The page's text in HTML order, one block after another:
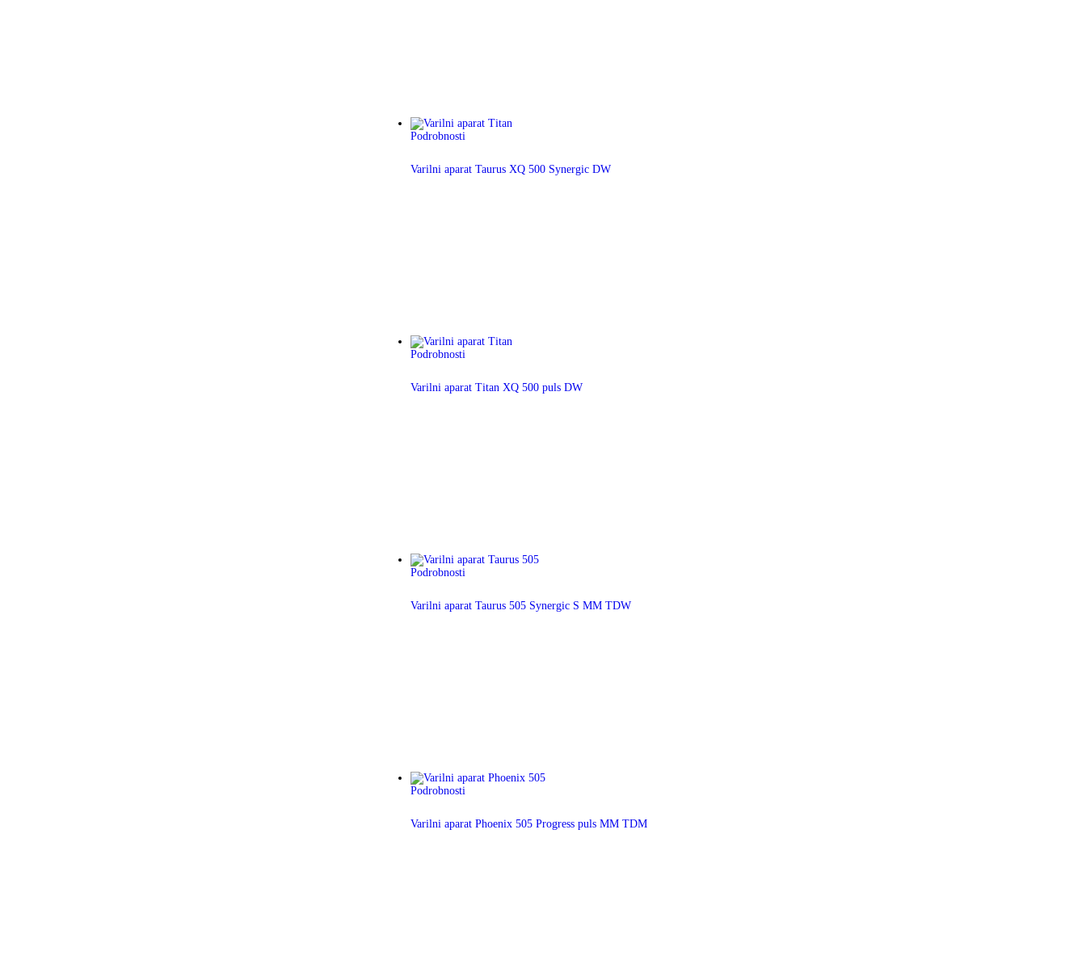
Podrobnosti
Varilni aparat Taurus XQ 500 Synergic DW
Podrobnosti
Varilni aparat Titan XQ 500 puls DW
Podrobnosti
Varilni aparat Taurus 505 Synergic S MM TDW
Podrobnosti
Varilni aparat Phoenix 505 Progress puls MM TDM